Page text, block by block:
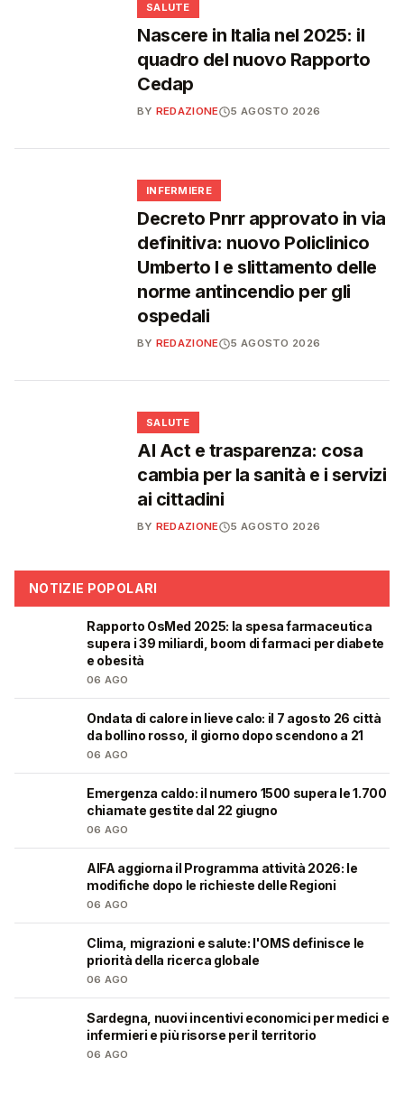
SALUTE
Nascere in Italia nel 2025: il
quadro del nuovo Rapporto
Cedap
BY REDAZIONE 5 AGOSTO 2026
INFERMIERE
Decreto Pnrr approvato in via
definitiva: nuovo Policlinico
Umberto I e slittamento delle
norme antincendio per gli
ospedali
BY REDAZIONE 5 AGOSTO 2026
SALUTE
AI Act e trasparenza: cosa
cambia per la sanità e i servizi
ai cittadini
BY REDAZIONE 5 AGOSTO 2026
NOTIZIE POPOLARI
Rapporto OsMed 2025: la spesa farmaceutica
supera i 39 miliardi, boom di farmaci per diabete
e obesità
06 AGO
Ondata di calore in lieve calo: il 7 agosto 26 città
da bollino rosso, il giorno dopo scendono a 21
06 AGO
Emergenza caldo: il numero 1500 supera le 1.700
chiamate gestite dal 22 giugno
06 AGO
AIFA aggiorna il Programma attività 2026: le
modifiche dopo le richieste delle Regioni
06 AGO
Clima, migrazioni e salute: l'OMS definisce le
priorità della ricerca globale
06 AGO
Sardegna, nuovi incentivi economici per medici e
infermieri e più risorse per il territorio
06 AGO